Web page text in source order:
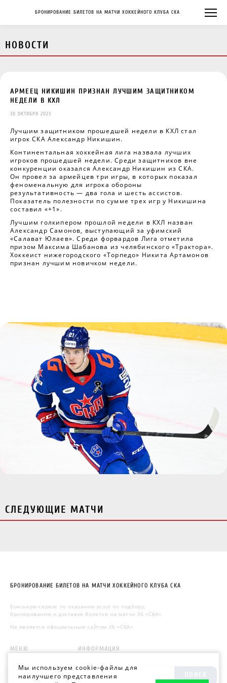
Мы используем cookie-файлы для
наилучшего представления
БРОНИРОВАНИЕ БИЛЕТОВ НА МАТЧИ ХОККЕЙНОГО КЛУБА СКА
НОВОСТИ
АРМЕЕЦ НИКИШИН ПРИЗНАН ЛУЧШИМ ЗАЩИТНИКОМ
НЕДЕЛИ В КХЛ
30 ОКТЯБРЯ 2023
Лучшим защитником прошедшей недели в КХЛ стал
игрок СКА Александр Никишин.
Континентальная хоккейная лига назвала лучших
игроков прошедшей недели. Среди защитников вне
конкуренции оказался Александр Никишин из СКА.
Он провел за армейцев три игры, в которых показал
феноменальную для игрока обороны
результативность — два гола и шесть ассистов.
Показатель полезности по сумме трех игр у Никишина
составил «+1».
Лучшим голкипером прошлой недели в КХЛ назван
Александр Самонов, выступающий за уфимский
«Салават Юлаев». Среди форвардов Лига отметила
призом Максима Шабанова из челябинского «Трактора».
Хоккеист нижегородского «Торпедо» Никита Артамонов
признан лучшим новичком недели.
СЛЕДУЮЩИЕ МАТЧИ
БРОНИРОВАНИЕ БИЛЕТОВ НА МАТЧИ ХОККЕЙНОГО КЛУБА СКА
Консьерж-сервис по оказанию услуг по подбору,
бронированию и доставке билетов на матчи ХК «СКА».
Не является официальным сайтом ХК «СКА»
МЕНЮ ИНФОРМАЦИЯ
ПОИСК